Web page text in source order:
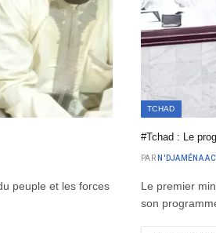
peuple et les forces
TCHAD
#Tchad : Le
PAR N'DJAMÉNA
Le premier
son